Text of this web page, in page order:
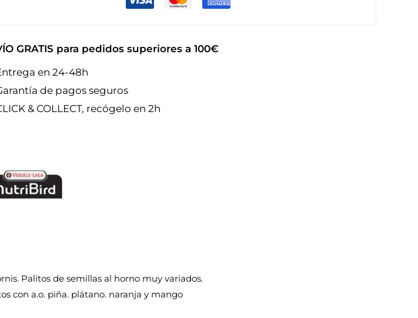
GRATIS para pedidos superiores a 100€
en 24-48h
de pagos seguros
& COLLECT, recógelo en 2h
Palitos de semillas al horno muy variados.
con a.o. piña. plátano. naranja y mango